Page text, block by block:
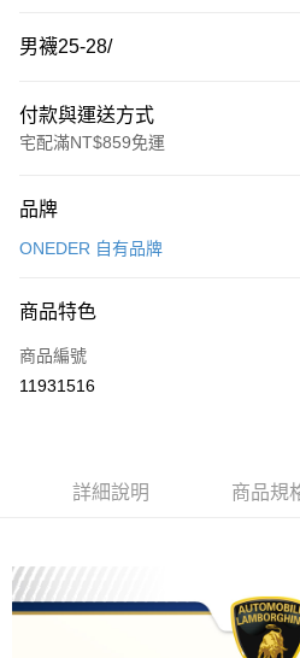
男襪25-28/
付款與運送方式
宅配滿NT$859免運
信用卡一次付款
LINE Pay
Apple Pay
ATM付款
全家取貨付款
每筆NT$80，滿NT$899(含以上)免運
品牌
ONEDER 自有品牌
商品特色
商品編號
11931516
詳細說明 商品規